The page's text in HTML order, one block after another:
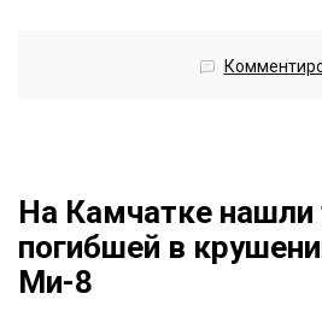
На Камчатке нашли
погибшей в
Ми-8